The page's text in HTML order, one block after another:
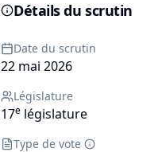
Détails du scrutin
Date du scrutin
22 mai 2026
Législature
17e législature
Type de vote